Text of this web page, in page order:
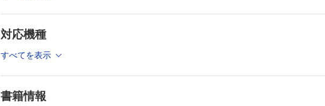
CQ POAG発症の危険因子として何に注目したらよいでしょう? （溝上志朗）
2 画像診断
頭部画像診断による鑑別 （芝 大介）
対応機種
すべてを表示
書籍情報